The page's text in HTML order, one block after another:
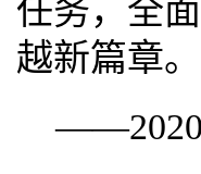
任务，全
越新篇章。
——2020